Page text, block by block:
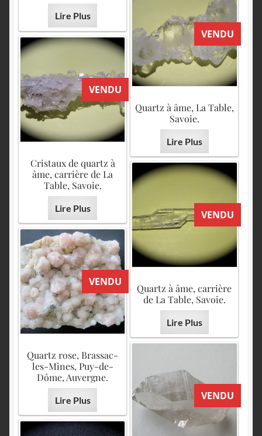
Lire Plus
VENDU
Quartz à âme, La Table,
Savoie.
Lire Plus
VENDU
Cristaux de quartz à
âme, carrière de La
Table, Savoie.
Lire Plus
VENDU
Quartz à âme, carrière
de La Table, Savoie.
Lire Plus
VENDU
Quartz rose, Brassac-
les-Mines, Puy-de-
Dôme, Auvergne.
Lire Plus VENDU